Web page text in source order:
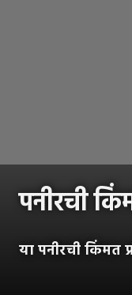
पनीरची
या पनीरची किंमत